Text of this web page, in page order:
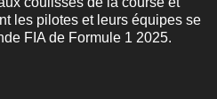
les pilotes et leurs équipes se
FIA de Formule 1 2025.